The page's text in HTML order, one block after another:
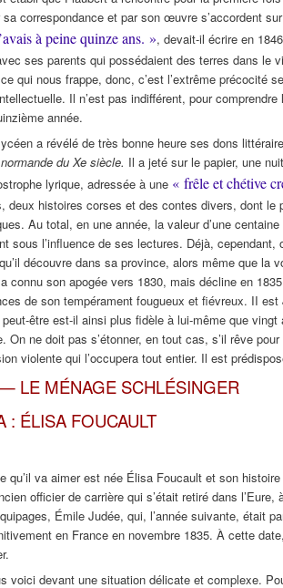
sa correspondance et par son œuvre s’accordent
à peine quinze ans. », devait-il écrire en
ses parents qui possédaient des terres dans le
ce qui nous frappe, donc, c’est l’extrême
Il n’est pas indifférent, pour
année.
a révélé de très bonne heure ses dons
du Xe siècle. Il a jeté sur le papier, une
lyrique, adressée à une « frêle et chétive
deux histoires corses et des contes divers, dont le
Au total, en une année, la valeur d’une
sous l’influence de ses lectures. Déjà,
découvre dans sa province, alors même que
connu son apogée vers 1830, mais décline en
de son tempérament fougueux et fiévreux. II
être est-il ainsi plus fidèle à lui-même que
On ne doit pas s’étonner, en tout cas, s’il rêve
violente qui l’occupera tout entier. Il est
LE MÉNAGE SCHLÉSINGER
: ÉLISA FOUCAULT
qu’il va aimer est née Élisa Foucault et son
officier de carrière qui s’était retiré dans
Émile Judée, qui, l’année suivante, était
en France en novembre 1835. À cette
voici devant une situation délicate et complexe.